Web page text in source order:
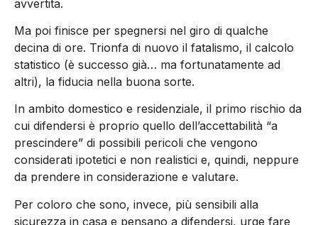
avvertita.
Ma poi finisce per spegnersi nel giro di qualche
decina di ore. Trionfa di nuovo il fatalismo, il calcolo
statistico (è successo già… ma fortunatamente ad
altri), la fiducia nella buona sorte.
In ambito domestico e residenziale, il primo rischio da
cui difendersi è proprio quello dell’accettabilità “a
prescindere” di possibili pericoli che vengono
considerati ipotetici e non realistici e, quindi, neppure
da prendere in considerazione e valutare.
Per coloro che sono, invece, più sensibili alla
sicurezza in casa e pensano a difendersi, urge fare